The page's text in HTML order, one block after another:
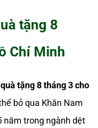
tặng 8
Chí Minh
tặng 8 tháng 3 cho
bỏ qua Khăn Nam
năm trong ngành dệt